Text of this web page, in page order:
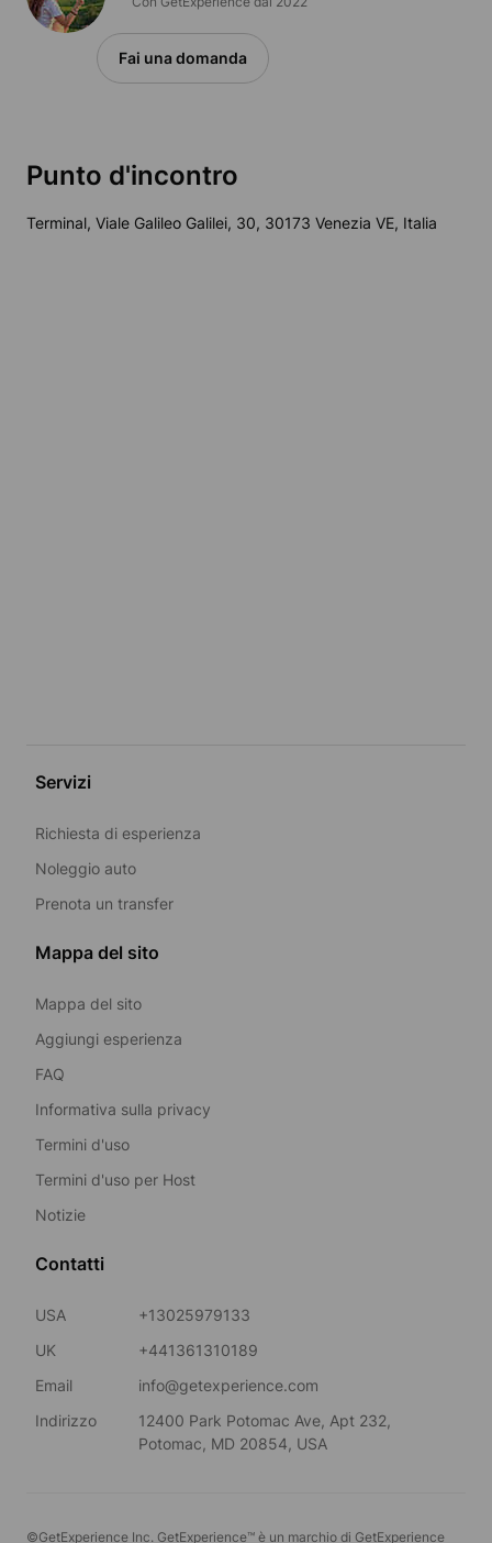
Fai una domanda
Punto d'incontro
Terminal, Viale Galileo Galilei, 30, 30173 Venezia VE, Italia
Servizi
Richiesta di esperienza
Noleggio auto
Prenota un transfer
Mappa del sito
Mappa del sito
Aggiungi esperienza
FAQ
Informativa sulla privacy
Termini d'uso
Termini d'uso per Host
Notizie
Contatti
USA
+13025979133
UK
+441361310189
Email
info@getexperience.com
Indirizzo
12400 Park Potomac Ave, Apt 232,
Potomac, MD 20854, USA
©GetExperience Inc. GetExperience™ è un marchio di GetExperience